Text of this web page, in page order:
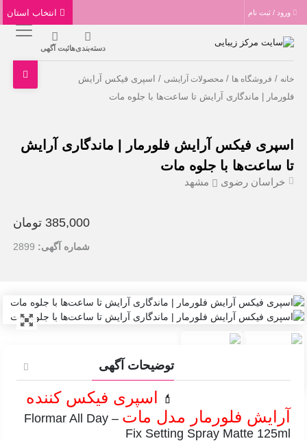
ورود / ثبت نام
دسته‌بندی‌هاثبت آگهی
خانه / فروشگاه ها /محصولات آرایشی / اسپری فیکس آرایش
فلورمار | ماندگاری آرایش تا ساعت‌ها با جلوه مات
اسپری فیکس آرایش فلورمار | ماندگاری آرایش
تا ساعت‌ها با جلوه مات
خراسان رضوی مشهد
385,000 تومان
شماره آگهی: 2899
توضیحات آگهی
💄 اسپری فیکس کننده
آرایش فلورمار مدل مات
– Flormar All Day
Fix Setting Spray Matte 125ml